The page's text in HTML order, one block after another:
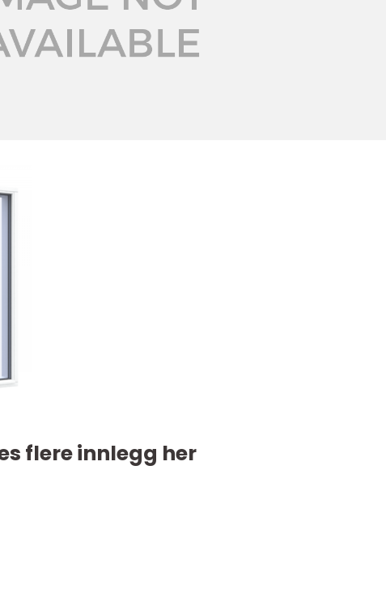
flere innlegg her